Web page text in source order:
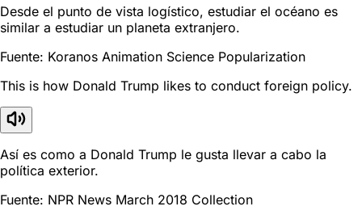
Desde el punto de vista logístico, estudiar el océano es
similar a estudiar un planeta extranjero.
Fuente: Koranos Animation Science Popularization
This is how Donald Trump likes to conduct foreign policy.
Así es como a Donald Trump le gusta llevar a cabo la
política exterior.
Fuente: NPR News March 2018 Collection